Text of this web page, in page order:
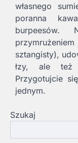
własnego
poranna
sztangisty),
łzy, ale też
Przygotujcie
jednym.
Szukaj